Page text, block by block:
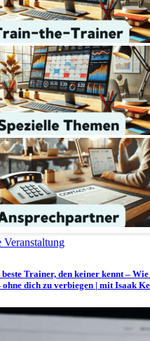
Veranstaltung
beste Trainer, den keiner kennt –
dich zu verbiegen | mit Isaak